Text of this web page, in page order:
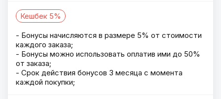
Кешбек 5%
- Бонусы начисляются в размере 5% от стоимости
каждого заказа;
- Бонусы можно использовать оплатив ими до 50%
от заказа;
- Срок действия бонусов 3 месяца с момента
каждой покупки;